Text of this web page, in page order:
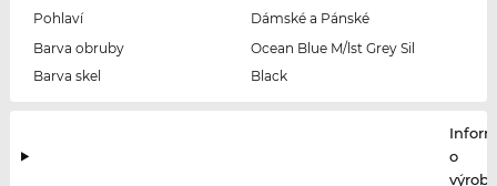
Pohlaví
Dámské a Pánské
Barva obruby
Ocean Blue M/lst Grey Sil
Barva skel
Black
o